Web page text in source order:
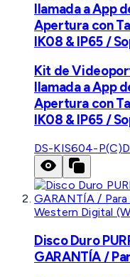
llamada a App
Apertura con
IK08 & IP65 /
Kit de
llamada a App
Apertura con
IK08 & IP65 /
DS-KIS604-P(C)
Western Digital
Disco Duro
GARANTÍA /